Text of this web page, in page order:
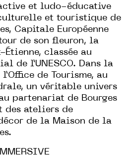
et ludo-éducative
et touristique de
Capitale Européenne
de son fleuron, la
classée au
de l’UNESCO. Dans la
de Tourisme, au
un véritable univers
partenariat de Bourges
des ateliers de
de la Maison de la